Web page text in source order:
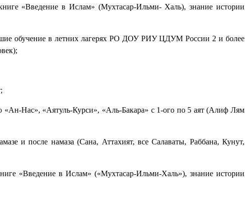
«Введение в Ислам» (Мухтасар-Ильми- Халь), знание истории
обучение в летних лагерях РО ДОУ РИУ ЦДУМ России 2 и более
«Ан-Нас», «Аятуль-Курси», «Аль-Бакара» с 1-ого по 5 аят (Алиф Лям
и после намаза (Сана, Аттахият, все Салаваты, Раббана, Кунут,
«Введение в Ислам» («Мухтасар-Ильми-Халь»), знание истории